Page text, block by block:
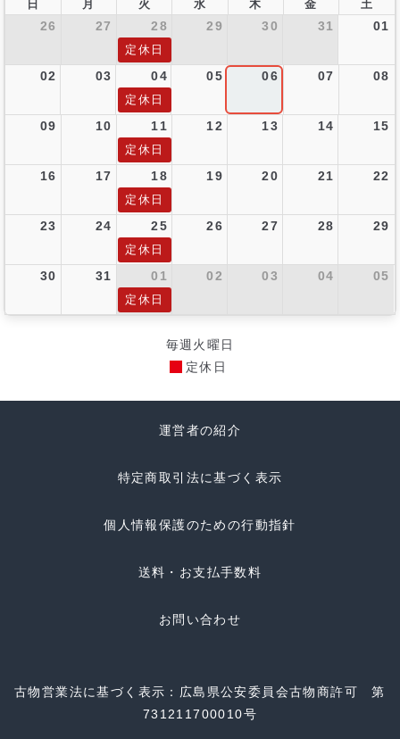
日 月 火 水 木 金 土
26 27 28 29 30 31 01
定休日
02 03 04 05 06 07 08
定休日
09 10 11 12 13 14 15
定休日
16 17 18 19 20 21 22
定休日
23 24 25 26 27 28 29
定休日
30 31 01 02 03 04 05
定休日
毎週火曜日
定休日
運営者の紹介
特定商取引法に基づく表示
個人情報保護のための行動指針
送料・お支払手数料
お問い合わせ
古物営業法に基づく表示：広島県公安委員会古物商許可 第
731211700010号